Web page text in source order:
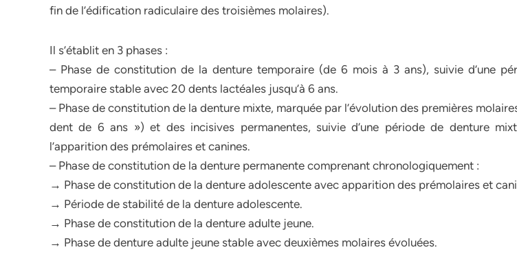
fin de l’édification radiculaire des troisièmes molaires).
Il s’établit en 3 phases :
– Phase de constitution de la denture temporaire (de 6 mois à 3 ans), suivie d’une
temporaire stable avec 20 dents lactéales jusqu’à 6 ans.
– Phase de constitution de la denture mixte, marquée par l’évolution des premières
dent de 6 ans ») et des incisives permanentes, suivie d’une période de denture
l’apparition des prémolaires et canines.
– Phase de constitution de la denture permanente comprenant chronologiquement :
→ Phase de constitution de la denture adolescente avec apparition des prémolaires et
→ Période de stabilité de la denture adolescente.
→ Phase de constitution de la denture adulte jeune.
→ Phase de denture adulte jeune stable avec deuxièmes molaires évoluées.